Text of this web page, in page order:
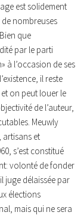
est solidement
de nombreuses
que
par le parti
à l’occasion de ses
il reste
on peut louer le
de l’auteur,
Meuwly
artisans et
s’est constitué
volonté de fonder
juge délaissée par
élections
mais qui ne sera